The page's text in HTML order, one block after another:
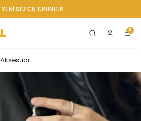
YENI SEZON ÜRÜNLER
0
Aksesuar